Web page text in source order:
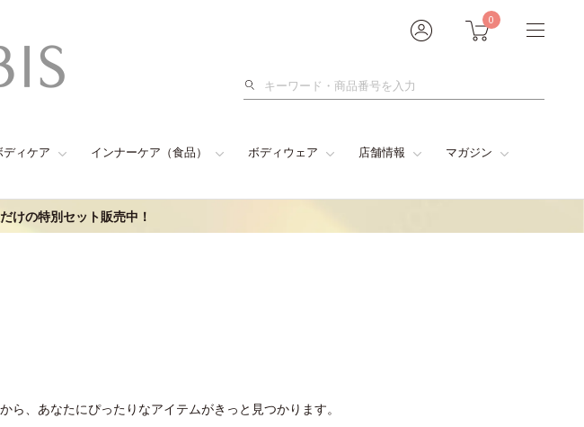
0
検
ィケア インナーケア（食品） ボディウェア 店舗情報 マガジン
けの特別セット販売中！
、あなたにぴったりなアイテムがきっと見つかります。